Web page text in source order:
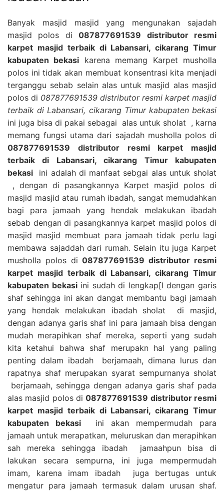
Banyak masjid masjid yang mengunakan sajadah
masjid polos di087877691539 distributor resmi
karpet masjid terbaik di Labansari, cikarang Timur
kabupaten bekasi karena memang Karpet musholla
polos ini tidak akan membuat konsentrasi kita menjadi
terganggu sebab selain alas untuk masjid alas masjid
polos di 087877691539 distributor resmi karpet masjid
terbaik di Labansari, cikarang Timur kabupaten bekasi
ini juga bisa di pakai sebagai alas untuk sholat , karna
memang fungsi utama dari sajadah musholla polos di
087877691539 distributor resmi karpet masjid
terbaik di Labansari, cikarang Timur kabupaten
bekasi ini adalah di manfaat sebgai alas untuk sholat
, dengan di pasangkannya Karpet masjid polos di
masjid masjid atau rumah ibadah, sangat memudahkan
bagi para jamaah yang hendak melakukan ibadah
sebab dengan di pasangkannya karpet masjid polos di
masjid masjid membuat para jamaah tidak perlu lagi
membawa sajaddah dari rumah. Selain itu juga Karpet
musholla polos di087877691539 distributor resmi
karpet masjid terbaik di Labansari, cikarang Timur
kabupaten bekasiini sudah di lengkap[I dengan garis
shaf sehingga ini akan dangat membantu bagi jamaah
yang hendak melakukan ibadah sholat di masjid,
dengan adanya garis shaf ini para jamaah bisa dengan
mudah merapihkan shaf mereka, seperti yang sudah
kita ketahui bahwa shaf merupakn hal yang paling
penting dalam ibadah berjamaah, dimana lurus dan
rapatnya shaf merupakan syarat sempurnanya sholat
berjamaah, sehingga dengan adanya garis shaf pada
alas masjid polos di087877691539 distributor resmi
karpet masjid terbaik di Labansari, cikarang Timur
kabupaten bekasi ini akan mempermudah para
jamaah untuk merapatkan, meluruskan dan merapihkan
sah mereka sehingga ibadah jamaahpun bisa di
lakukan secara sempurna, ini juga mempermudah
imam, karena imam ibadah juga bertugas untuk
mengatur para jamaah termasuk dalam urusan shaf.